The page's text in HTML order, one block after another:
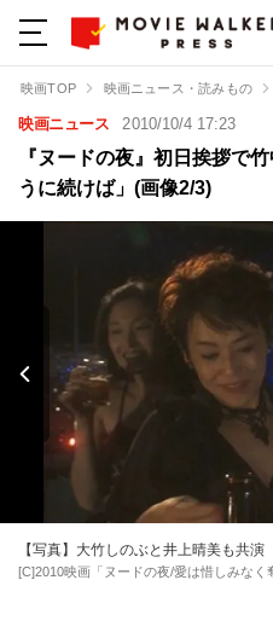
映画TOP 映画ニュース・読みもの
映画ニュース 2010/10/4 17:23
『ヌードの夜』初日挨拶で
うに続けば」(画像2/3)
【写真】大竹しのぶと井上晴美も共演
[C]2010映画「ヌードの夜/愛は惜しみなく